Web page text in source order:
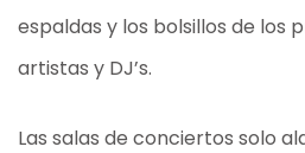
espaldas y los bolsillos de los
artistas y DJ’s.
Las salas de conciertos solo